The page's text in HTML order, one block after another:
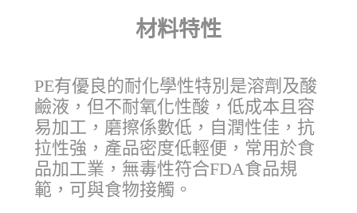
材料特性
PE有優良的耐化學性特別是溶劑及酸
鹼液，但不耐氧化性酸，低成本且容
易加工，磨擦係數低，自潤性佳，抗
拉性強，產品密度低輕便，常用於食
品加工業，無毒性符合FDA食品規
範，可與食物接觸。